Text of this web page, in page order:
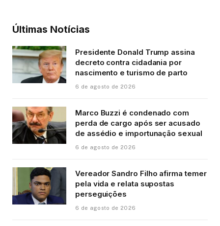
Últimas Notícias
Presidente Donald Trump assina
decreto contra cidadania por
nascimento e turismo de parto
6 de agosto de 2026
Marco Buzzi é condenado com
perda de cargo após ser acusado
de assédio e importunação sexual
6 de agosto de 2026
Vereador Sandro Filho afirma temer
pela vida e relata supostas
perseguições
6 de agosto de 2026